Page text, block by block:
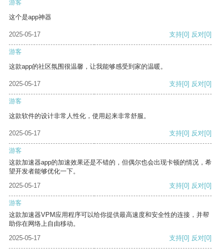
游客
这个是app神器
2025-05-17 支持[0] 反对[0]
游客
这款app的社区氛围很温馨，让我能够感受到家的温暖。
2025-05-17 支持[0] 反对[0]
游客
这款软件的设计非常人性化，使用起来非常舒服。
2025-05-17 支持[0] 反对[0]
游客
这款加速器app的加速效果还是不错的，但偶尔也会出现卡顿的情况，希
望开发者能够优化一下。
2025-05-17
支持[0] 反对[0]
游客
这款加速器VPM应用程序可以给你提供最高速度和安全性的连接，并帮
助你在网络上自由移动。
2025-05-17
支持[0] 反对[0]